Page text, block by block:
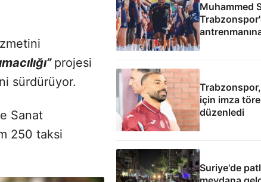
projesi
sürdürüyor.
Sanat
250 taksi
Muhammed
için imza
düzenledi
Suriye'de